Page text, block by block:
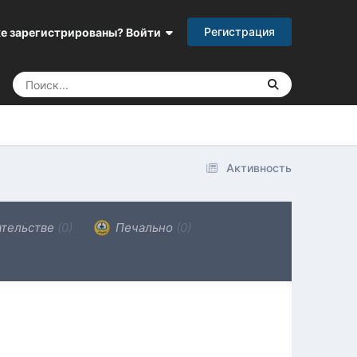
зарегистрированы? Войти Регистрация
Активность
(0) Печально (0)